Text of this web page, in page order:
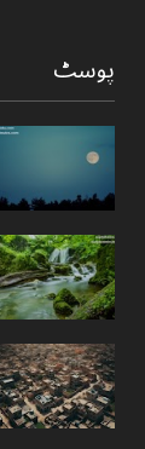
پوسٹ